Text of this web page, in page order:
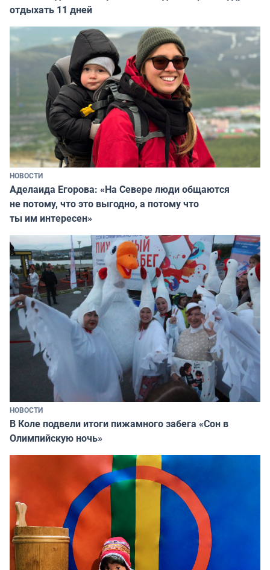
отдыхать 11 дней
НОВОСТИ
Аделаида Егорова: «На Севере люди общаются
не потому, что это выгодно, а потому что
ты им интересен»
НОВОСТИ
В Коле подвели итоги пижамного забега «Сон в
Олимпийскую ночь»